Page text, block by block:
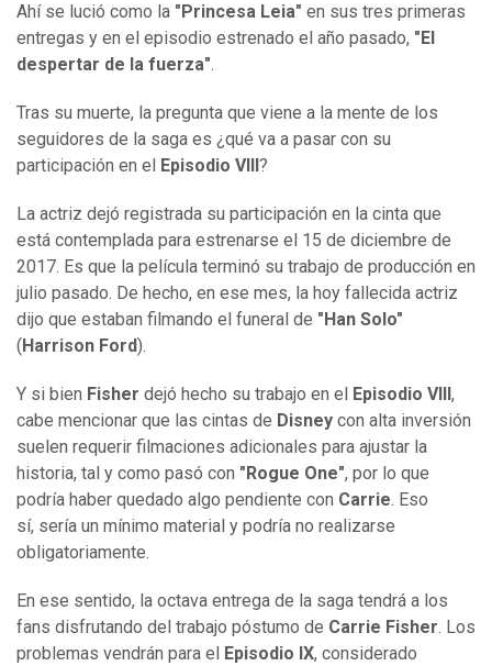
Ahí se lució como la "Princesa Leia" en sus tres primeras
entregas y en el episodio estrenado el año pasado, "El
despertar de la fuerza".
Tras su muerte, la pregunta que viene a la mente de los
seguidores de la saga es ¿qué va a pasar con su
participación en el
Episodio VIII ?
La actriz dejó registrada su participación en la cinta que
está contemplada para estrenarse el 15 de diciembre de
2017. Es que la película terminó su trabajo de producción en
julio pasado. De hecho, en ese mes, la hoy fallecida actriz
dijo que estaban filmando el funeral de "Han Solo"
( Harrison Ford).
Y si bien Fisher dejó hecho su trabajo en el Episodio VIII ,
cabe mencionar que las cintas de Disney con alta inversión
suelen requerir filmaciones adicionales para ajustar la
historia, tal y como pasó con "Rogue One", por lo que
podría haber quedado algo pendiente con Carrie. Eso
sí, sería un mínimo material y podría no realizarse
obligatoriamente.
En ese sentido, la octava entrega de la saga tendrá a los
fans disfrutando del trabajo póstumo de Carrie Fisher. Los
problemas vendrán para el
Episodio IX, considerado